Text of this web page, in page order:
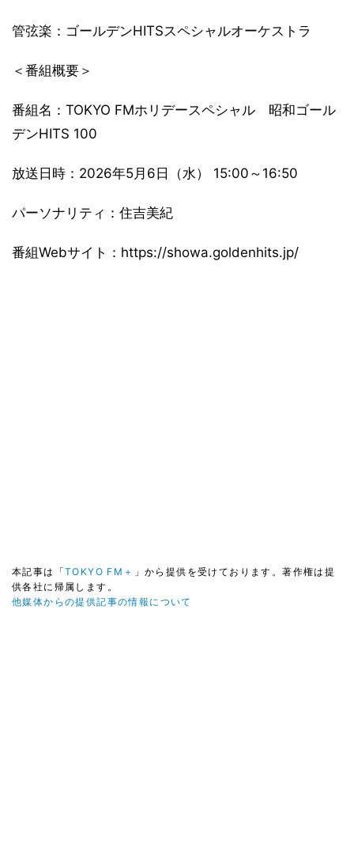
管弦楽：ゴールデンHITSスペシャルオーケストラ
＜番組概要＞
番組名：TOKYO FMホリデースペシャル 昭和ゴール
デンHITS 100
放送日時：2026年5月6日（水） 15:00～16:50
パーソナリティ：住吉美紀
番組Webサイト：https://showa.goldenhits.jp/
本記事は「TOKYO FM＋ 」から提供を受けております。著作権は提
供各社に帰属します。
他媒体からの提供記事の情報について